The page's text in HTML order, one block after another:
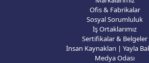
Ofis & Fabrikalar
Sosyal Sorumluluk
İş Ortaklarımız
Sertifikalar & Belgeler
İnsan Kaynakları | Yayla
Medya Odası